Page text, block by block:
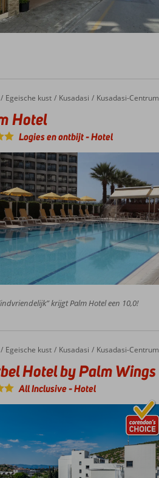
Egeische kust Kusadasi Kusadasi-Centrum
Hotel
Logies en ontbijt-Hotel
krijgt Palm Hotel een 10,0!
Egeische kust Kusadasi Kusadasi-Centrum
Hotel by Palm Wings
Hotel by Palm Wings
All Inclusive-Hotel